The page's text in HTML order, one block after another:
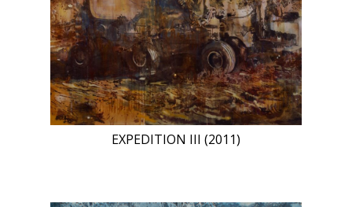
EXPEDITION III (2011)